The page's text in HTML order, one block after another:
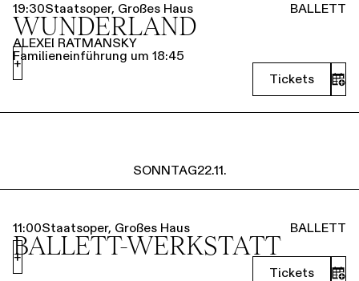
19:30Staatsoper, Großes Haus BALLETT
WUNDERLAND
ALEXEI RATMANSKY
Familieneinführung um 18:45
Tickets
+
SONNTAG22.11.
11:00Staatsoper, Großes Haus BALLETT
BALLETT-WERKSTATT
Tickets
+